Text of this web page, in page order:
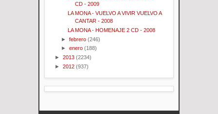
CD - 2009
LA MONA - VUELVO A VIVIR VUELVO A
CANTAR - 2008
LA MONA - HOMENAJE 2 CD - 2008
►febrero (246)
►enero (188)
► 2013 (2234)
► 2012 (937)